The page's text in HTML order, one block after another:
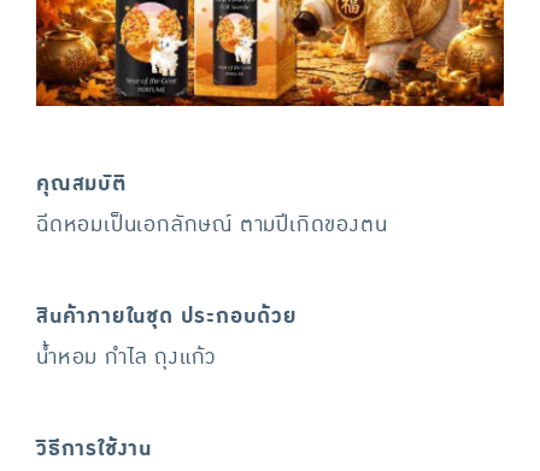
คุณสมบัติ
ฉีดหอมเป็นเอกลักษณ์ ตามปีเกิดของตน
สินค้าภายในชุด ประกอบด้วย
น้ำหอม กำไล ถุงแก้ว
วิธีการใช้งาน